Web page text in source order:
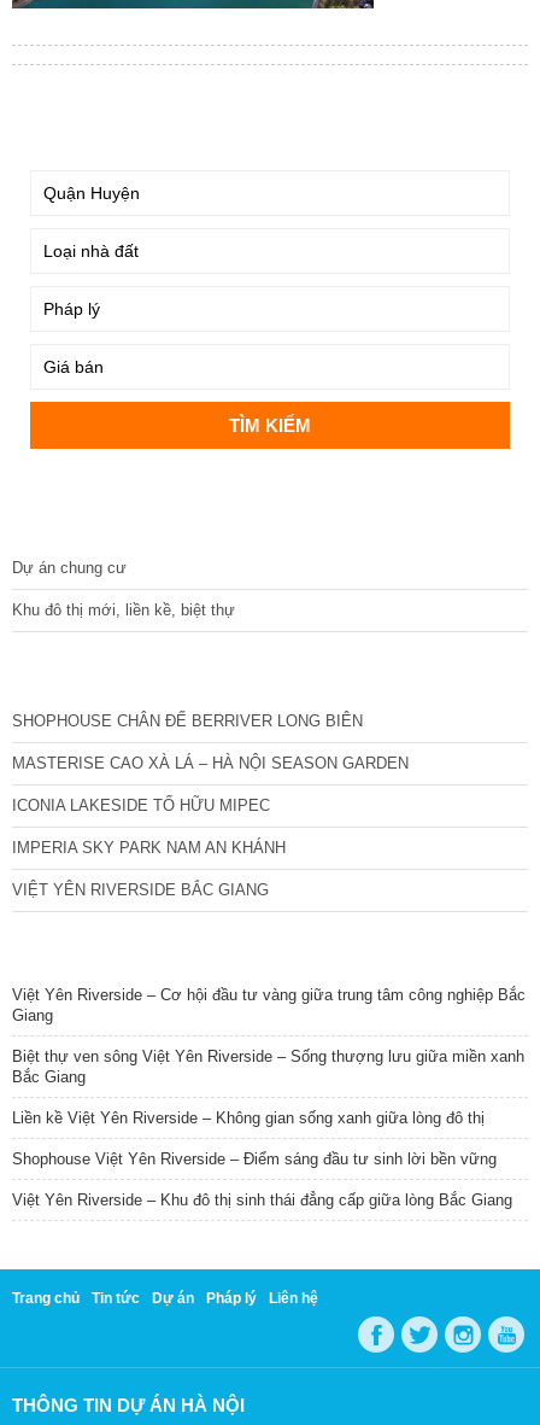
Dự án chung cư
Khu đô thị mới, liền kề, biệt thự
SHOPHOUSE CHÂN ĐẾ BERRIVER LONG BIÊN
MASTERISE CAO XÀ LÁ – HÀ NỘI SEASON GARDEN
ICONIA LAKESIDE TỐ HỮU MIPEC
IMPERIA SKY PARK NAM AN KHÁNH
VIỆT YÊN RIVERSIDE BẮC GIANG
Việt Yên Riverside – Cơ hội đầu tư vàng giữa trung tâm công nghiệp Bắc
Giang
Biệt thự ven sông Việt Yên Riverside – Sống thượng lưu giữa miền xanh
Bắc Giang
Liền kề Việt Yên Riverside – Không gian sống xanh giữa lòng đô thị
Shophouse Việt Yên Riverside – Điểm sáng đầu tư sinh lời bền vững
Việt Yên Riverside – Khu đô thị sinh thái đẳng cấp giữa lòng Bắc Giang
Trang chủ Tin tức Dự án Pháp lý Liên hệ
THÔNG TIN DỰ ÁN HÀ NỘI